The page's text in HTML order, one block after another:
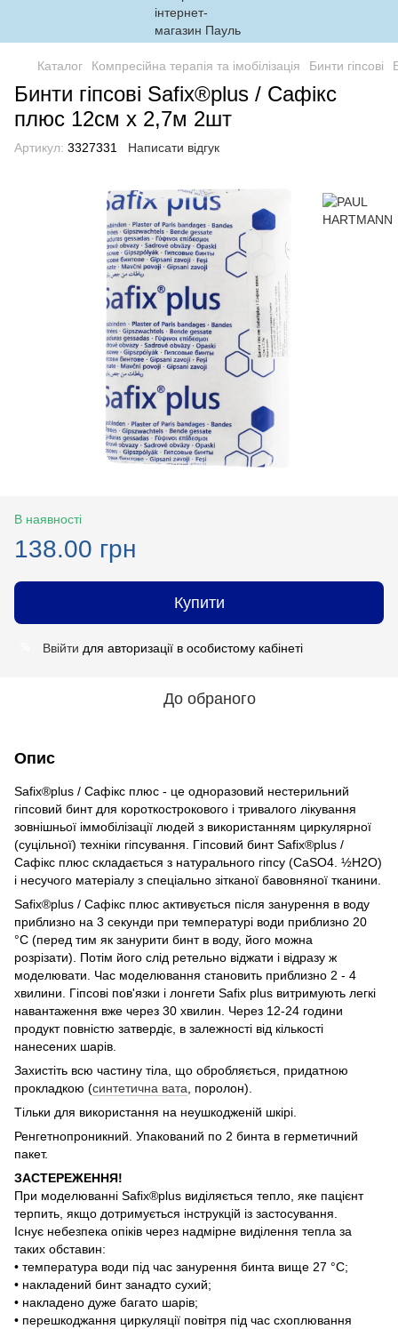
Каталог Компресійна терапія та імобілізація Бинти гіпсові
Бинти гіпсові Safix®plus / Сафікс
плюс 12см х 2,7м 2шт
Артикул: 3327331 Написати відгук
В наявності
138.00 грн
Купити
Ввійти для авторизації в особистому кабінеті
До обраного
Опис
Safix®plus / Сафікс плюс - це одноразовий нестерильний
гіпсовий бинт для короткострокового і тривалого лікування
зовнішньої іммобілізації людей з використанням циркулярної
(суцільної) техніки гіпсування. Гіпсовий бинт Safix®plus /
Сафікс плюс складається з натурального гіпсу (CaSO4. ½H2O)
і несучого матеріалу з спеціально зітканої бавовняної тканини.
Safix®plus / Сафікс плюс активується після занурення в воду
приблизно на 3 секунди при температурі води приблизно 20
°C (перед тим як занурити бинт в воду, його можна
розрізати). Потім його слід ретельно віджати і відразу ж
моделювати. Час моделювання становить приблизно 2 - 4
хвилини. Гіпсові пов'язки і лонгети Safix plus витримують легкі
навантаження вже через 30 хвилин. Через 12-24 години
продукт повністю затвердіє, в залежності від кількості
нанесених шарів.
Захистіть всю частину тіла, що обробляється, придатною
прокладкою (синтетична вата , поролон).
Тільки для використання на неушкодженій шкірі.
Ренгетнопроникний. Упакований по 2 бинта в герметичний
пакет.
ЗАСТЕРЕЖЕННЯ!
При моделюванні Safix®plus виділяється тепло, яке пацієнт
терпить, якщо дотримується інструкцій із застосування.
Існує небезпека опіків через надмірне виділення тепла за
таких обставин:
• температура води під час занурення бинта вище 27 °C;
• накладений бинт занадто сухий;
• накладено дуже багато шарів;
• перешкоджання циркуляції повітря під час схоплювання